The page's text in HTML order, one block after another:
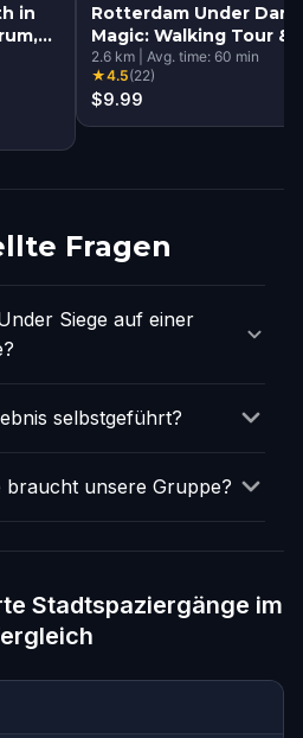
in
Rotterdam Under Dark
Magic: Walking Tour &
Escape Game
2.6 km Avg. time: 60 min
★4.5(22)
$9.99
Fragen
Siege auf einer
selbstgeführt?
braucht unsere Gruppe?
Stadtspaziergänge im